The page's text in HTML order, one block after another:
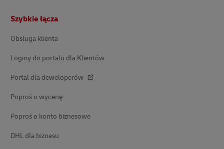
Szybkie łącza
Obsługa klienta
Loginy do portalu dla Klientów
Portal dla deweloperów
Poproś o wycenę
Poproś o konto biznesowe
DHL dla biznesu